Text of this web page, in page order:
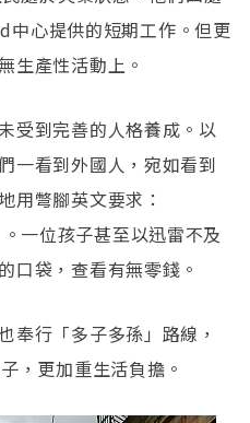
心提供的短期工作。但更
生產性活動上。
受到完善的人格養成。以
一看到外國人，宛如看到
用彆腳英文要求：
一位孩子甚至以迅雷不及
口袋，查看有無零錢。
奉行「多子多孫」路線，
，更加重生活負擔。